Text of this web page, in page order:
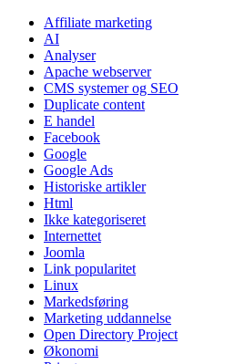
Affiliate marketing
AI
Analyser
Apache webserver
CMS systemer og SEO
Duplicate content
E handel
Facebook
Google
Google Ads
Historiske artikler
Html
Ikke kategoriseret
Internettet
Joomla
Link popularitet
Linux
Markedsføring
Marketing uddannelse
Open Directory Project
Økonomi